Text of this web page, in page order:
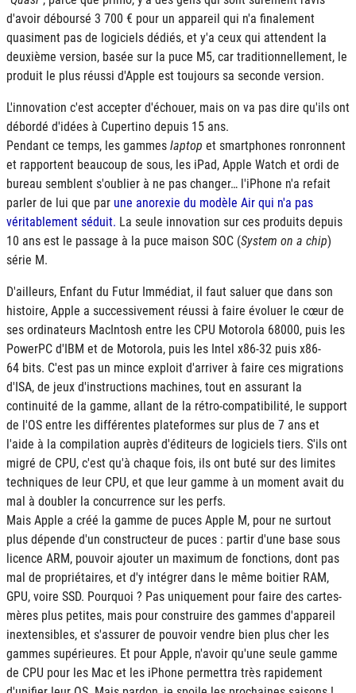
d'avoir déboursé 3 700 € pour un appareil qui n'a finalement
quasiment pas de logiciels dédiés, et y'a ceux qui attendent la
deuxième version, basée sur la puce M5, car traditionnellement, le
produit le plus réussi d'Apple est toujours sa seconde version.
L'innovation c'est accepter d'échouer, mais on va pas dire qu'ils ont
débordé d'idées à Cupertino depuis 15 ans.
Pendant ce temps, les gammes laptop et smartphones ronronnent
et rapportent beaucoup de sous, les iPad, Apple Watch et ordi de
bureau semblent s'oublier à ne pas changer… l'iPhone n'a refait
parler de lui que par une anorexie du modèle Air qui n'a pas
véritablement séduit. La seule innovation sur ces produits depuis
10 ans est le passage à la puce maison SOC (System on a chip)
série M.
D'ailleurs, Enfant du Futur Immédiat, il faut saluer que dans son
histoire, Apple a successivement réussi à faire évoluer le cœur de
ses ordinateurs MacIntosh entre les CPU Motorola 68000, puis les
PowerPC d'IBM et de Motorola, puis les Intel x86-32 puis x86-
64 bits. C'est pas un mince exploit d'arriver à faire ces migrations
d'ISA, de jeux d'instructions machines, tout en assurant la
continuité de la gamme, allant de la rétro-compatibilité, le support
de l'OS entre les différentes plateformes sur plus de 7 ans et
l'aide à la compilation auprès d'éditeurs de logiciels tiers. S'ils ont
migré de CPU, c'est qu'à chaque fois, ils ont buté sur des limites
techniques de leur CPU, et que leur gamme à un moment avait du
mal à doubler la concurrence sur les perfs.
Mais Apple a créé la gamme de puces Apple M, pour ne surtout
plus dépende d'un constructeur de puces : partir d'une base sous
licence ARM, pouvoir ajouter un maximum de fonctions, dont pas
mal de propriétaires, et d'y intégrer dans le même boitier RAM,
GPU, voire SSD. Pourquoi ? Pas uniquement pour faire des cartes-
mères plus petites, mais pour construire des gammes d'appareil
inextensibles, et s'assurer de pouvoir vendre bien plus cher les
gammes supérieures. Et pour Apple, n'avoir qu'une seule gamme
de CPU pour les Mac et les iPhone permettra très rapidement